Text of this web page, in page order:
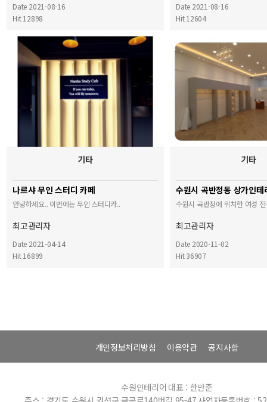
Date 2021-08-16
Hit 12898
Date 2021-08-16
Hit 12604
기타
나르샤 무인 스터디 카페
안녕하세요.. 이번에는 무인 스터디카..
최고관리자
Date 2021-04-14
Hit 16899
기타
수원시 곡반정에 위치한 여성
최고관리자
Date 2020-11-02
Hit 36907
개인정보처리방침 이용약관 공지사항
수원인테리어 대표 : 한만준